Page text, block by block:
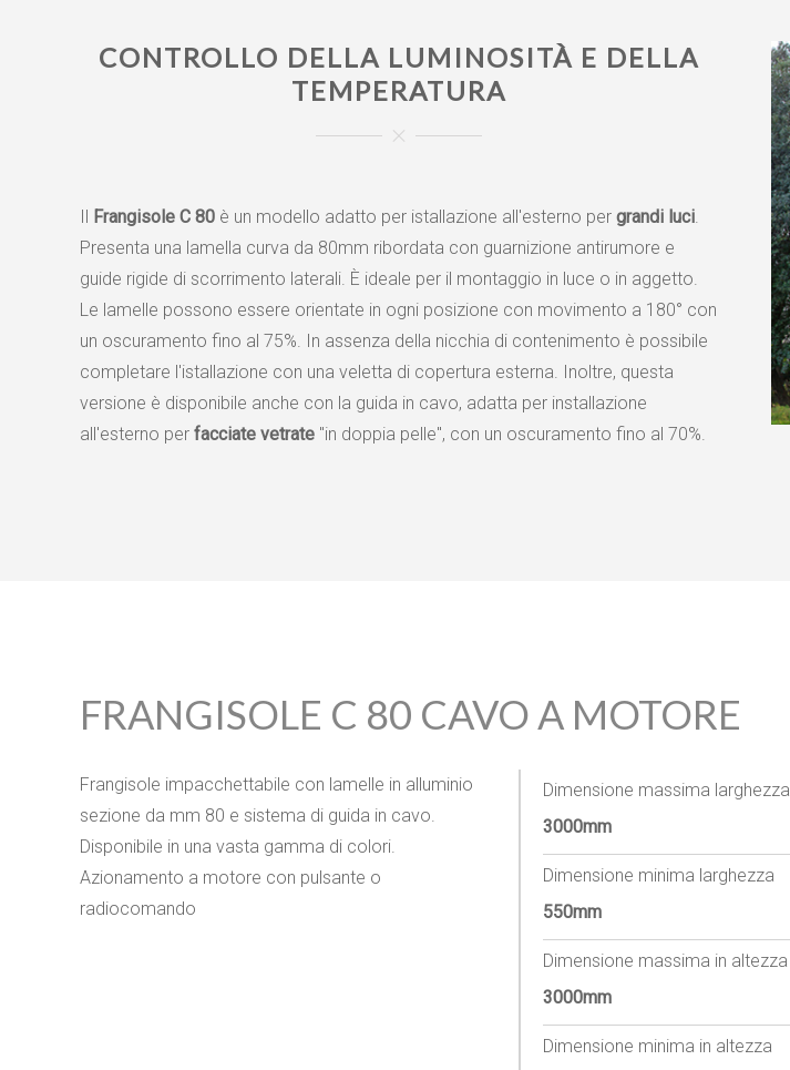
CONTROLLO DELLA LUMINOSITÀ E DELLA
TEMPERATURA
Il Frangisole C 80 è un modello adatto per istallazione all'esterno per grandi luci.
Presenta una lamella curva da 80mm ribordata con guarnizione antirumore e
guide rigide di scorrimento laterali. È ideale per il montaggio in luce o in aggetto.
Le lamelle possono essere orientate in ogni posizione con movimento a 180° con
un oscuramento fino al 75%. In assenza della nicchia di contenimento è possibile
completare l'istallazione con una veletta di copertura esterna. Inoltre, questa
versione è disponibile anche con la guida in cavo, adatta per installazione
all'esterno per facciate vetrate "in doppia pelle", con un oscuramento fino al 70%.
FRANGISOLE C 80 CAVO A MOTORE
Frangisole impacchettabile con lamelle in alluminio
sezione da mm 80 e sistema di guida in cavo.
Disponibile in una vasta gamma di colori.
Azionamento a motore con pulsante o
radiocomando
Dimensione massima larghezza
3000mm
Dimensione minima larghezza
550mm
Dimensione massima in altezza
3000mm
Dimensione minima in altezza